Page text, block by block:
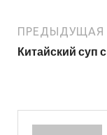
ПРЕДЫДУЩАЯ
Китайский суп